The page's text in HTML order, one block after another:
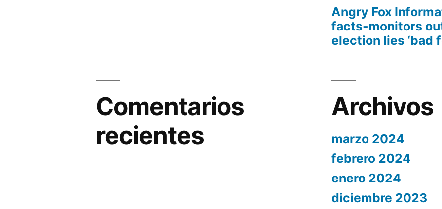
Angry Fox
facts-monitors
election lies ‘bad
Comentarios
recientes
Archivos
marzo 2024
febrero 2024
enero 2024
diciembre 2023